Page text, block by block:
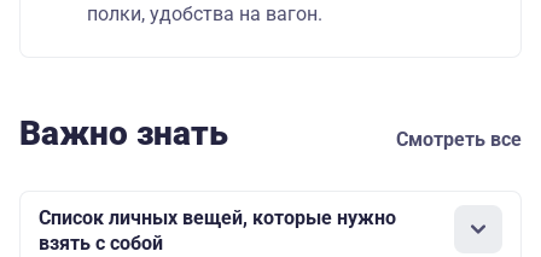
полки, удобства на вагон.
Важно знать Смотреть все
Список личных вещей, которые нужно
взять с собой